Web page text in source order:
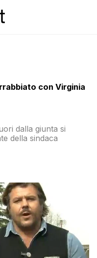
con Virginia
dalla giunta si
della sindaca